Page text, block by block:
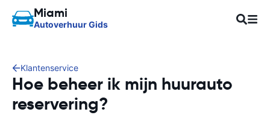
Miami
Autoverhuur Gids
Klantenservice
Hoe beheer ik mijn huurauto
reservering?